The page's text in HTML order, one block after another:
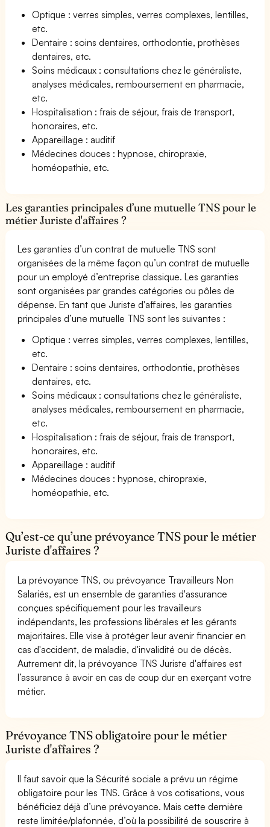
Optique : verres simples, verres complexes, lentilles,
etc.
Dentaire : soins dentaires, orthodontie, prothèses
dentaires, etc.
Soins médicaux : consultations chez le généraliste,
analyses médicales, remboursement en pharmacie,
etc.
Hospitalisation : frais de séjour, frais de transport,
honoraires, etc.
Appareillage : auditif
Médecines douces : hypnose, chiropraxie,
homéopathie, etc.
Les garanties principales d’une mutuelle TNS pour le
métier Juriste d'affaires ?
Les garanties d’un contrat de mutuelle TNS sont
organisées de la même façon qu’un contrat de mutuelle
pour un employé d’entreprise classique. Les garanties
sont organisées par grandes catégories ou pôles de
dépense. En tant que Juriste d'affaires, les garanties
principales d’une mutuelle TNS sont les suivantes :
Optique : verres simples, verres complexes, lentilles,
etc.
Dentaire : soins dentaires, orthodontie, prothèses
dentaires, etc.
Soins médicaux : consultations chez le généraliste,
analyses médicales, remboursement en pharmacie,
etc.
Hospitalisation : frais de séjour, frais de transport,
honoraires, etc.
Appareillage : auditif
Médecines douces : hypnose, chiropraxie,
homéopathie, etc.
Qu’est-ce qu’une prévoyance TNS pour le métier
Juriste d'affaires ?
La prévoyance TNS, ou prévoyance Travailleurs Non
Salariés, est un ensemble de garanties d'assurance
conçues spécifiquement pour les travailleurs
indépendants, les professions libérales et les gérants
majoritaires. Elle vise à protéger leur avenir financier en
cas d'accident, de maladie, d'invalidité ou de décès.
Autrement dit, la prévoyance TNS Juriste d'affaires est
l’assurance à avoir en cas de coup dur en exerçant votre
métier.
Prévoyance TNS obligatoire pour le métier
Juriste d'affaires ?
Il faut savoir que la Sécurité sociale a prévu un régime
obligatoire pour les TNS. Grâce à vos cotisations, vous
bénéficiez déjà d’une prévoyance. Mais cette dernière
reste limitée/plafonnée, d’où la possibilité de souscrire à